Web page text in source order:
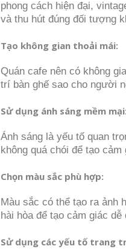
phong cách hiện đại,
và thu hút đúng đối tượng
Tạo không gian thoải mái:
Quán cafe nên có không
trí bàn ghế sao cho người
Sử dụng ánh sáng mềm mại:
Ánh sáng là yếu tố quan
không quá chói để tạo
Chọn màu sắc phù hợp:
Màu sắc có thể tạo ra ảnh
hài hòa để tạo cảm giác
Sử dụng các yếu tố trang